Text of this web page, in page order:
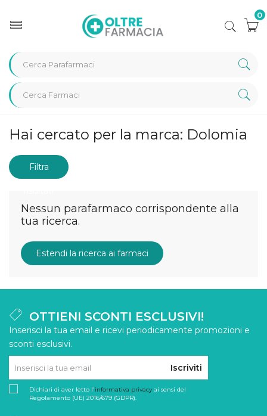
0
Home Marche parafarmaci Dolomia
Hai cercato per la marca: Dolomia
Filtra
Nessun parafarmaco corrispondente alla
tua ricerca.
Estendi la ricerca ai farmaci
OTTIENI SCONTI ESCLUSIVI!
Inserisci la tua email e ricevi periodicamente promozioni e
sconti esclusivi.
Iscriviti
Dichiari di aver letto l'informativa privacyai sensi del
Regolamento (UE) 2016/679 (GDPR).